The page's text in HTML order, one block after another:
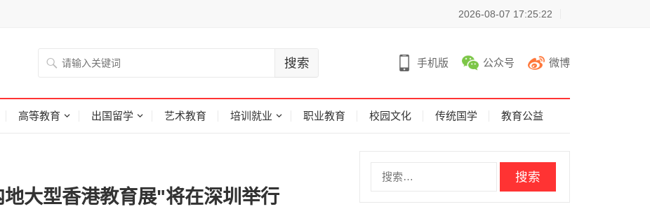
2026-08-07 17:25:22
手机版 公众号 微博
高等教育 出国留学 艺术教育 培训就业 职业教育 校园文化 传统国学 教育公益
大型香港教育展"将在深圳举行